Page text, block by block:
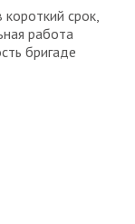
срок,
работа
бригаде